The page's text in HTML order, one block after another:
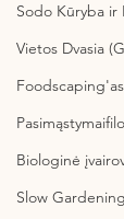
Sodo Kūryba ir
Vietos Dvasia
Foodscaping'as
Biologinė
Slow Gardening